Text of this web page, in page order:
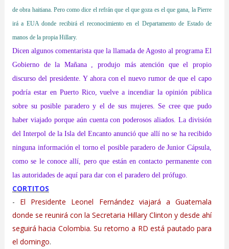
de obra haitiana. Pero como dice el refrán que el que goza es el que gana, la Pierre
irá a EUA donde recibirá el reconocimiento en el Departamento de Estado de
manos de la propia Hillary.
Dicen algunos comentarista que la llamada de Agosto al programa El
Gobierno de la Mañana , produjo más atención que el propio
discurso del presidente. Y ahora con el nuevo rumor de que el capo
podría estar en Puerto Rico, vuelve a incendiar la opinión pública
sobre su posible paradero y el de sus mujeres. Se cree que pudo
haber viajado porque aún cuenta con poderosos aliados. La división
del Interpol de la Isla del Encanto anunció que allí no se ha recibido
ninguna información el torno el posible paradero de Junior Cápsula,
como se le conoce allí, pero que están en contacto permanente con
las autoridades de aquí para dar con el paradero del prófugo.
CORTITOS
- El Presidente Leonel Fernández viajará a Guatemala
donde se reunirá con la Secretaria Hillary Clinton y desde ahí
seguirá hacia Colombia. Su retorno a RD está pautado para
el domingo.